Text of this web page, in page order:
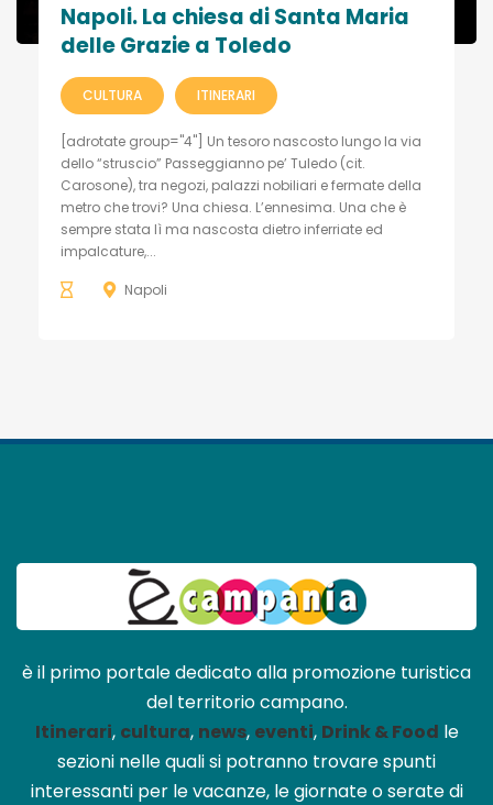
Napoli. La chiesa di Santa Maria
delle Grazie a Toledo
CULTURA ITINERARI
[adrotate group="4"] Un tesoro nascosto lungo la via
dello “struscio” Passeggianno pe’ Tuledo (cit.
Carosone), tra negozi, palazzi nobiliari e fermate della
metro che trovi? Una chiesa. L’ennesima. Una che è
sempre stata lì ma nascosta dietro inferriate ed
impalcature,...
Napoli
è il primo portale dedicato alla promozione turistica
del territorio campano.
Itinerari, cultura, news, eventi, Drink & Food le
sezioni nelle quali si potranno trovare spunti
interessanti per le vacanze, le giornate o serate di